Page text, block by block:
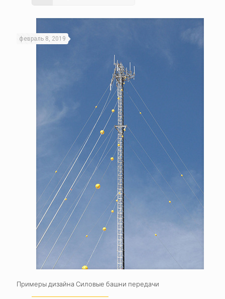
февраль 8, 2019
Примеры дизайна Силовые башни передачи